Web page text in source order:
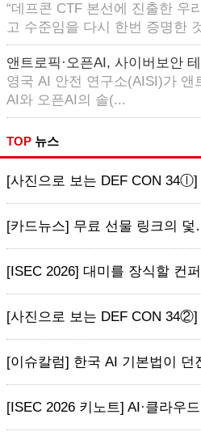
“데프콘 CTF 본선에 진출한 우
고 수준임을 다시 한번 증명한
앤트로픽·오픈AI, 사이버보안
영국 AI 안전 연구소(AISI)가 앤
AI와 오픈AI의 솔(...
TOP 뉴스
[사진으로 보는 DEF CON 34ⓛ]
[카드뉴스] 무료 선물 링크의
[ISEC 2026] 대미를 장식할 컨
[사진으로 보는 DEF CON
[이슈칼럼] 한국 AI 기본법이 던
[ISEC 2026 키노트] AI·클라우